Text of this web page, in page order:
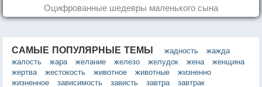
Оцифрованные шедевры маленького сына
САМЫЕ ПОПУЛЯРНЫЕ ТЕМЫ жадность
жажда
жалость
жара желание железо желудок жена
женщина
жертва
жестокость животное животные
жизненно
жизненное
зависимость зависть завтра
завтрак